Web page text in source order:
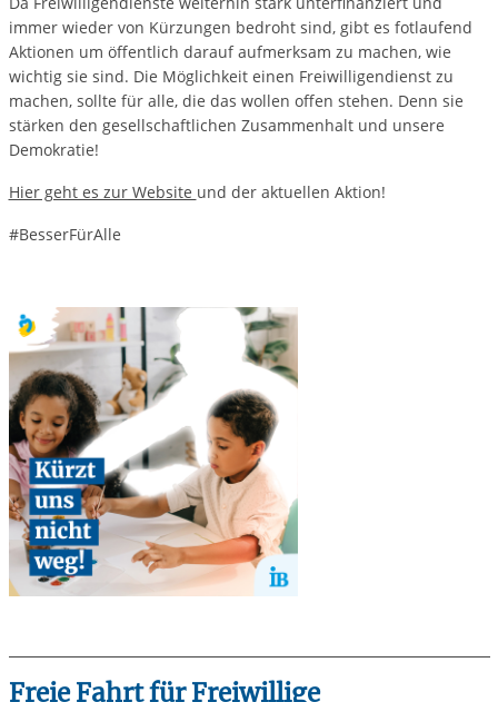
immer wieder von Kürzungen bedroht sind, gibt es fotlaufend
Aktionen um öffentlich darauf aufmerksam zu machen, wie
wichtig sie sind. Die Möglichkeit einen Freiwilligendienst zu
machen, sollte für alle, die das wollen offen stehen. Denn sie
stärken den gesellschaftlichen Zusammenhalt und unsere
Demokratie!
Hier geht es zur Website und der aktuellen Aktion!
#BesserFürAlle
Freie Fahrt für Freiwillige